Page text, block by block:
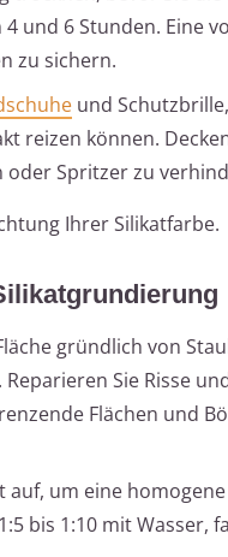
und 6 Stunden. Eine
zu sichern.
und
reizen können.
oder Spritzer zu
Ihrer Silikatfarbe.
gründlich von
Sie Risse
Flächen und
um eine
bis 1:10 mit Wasser,